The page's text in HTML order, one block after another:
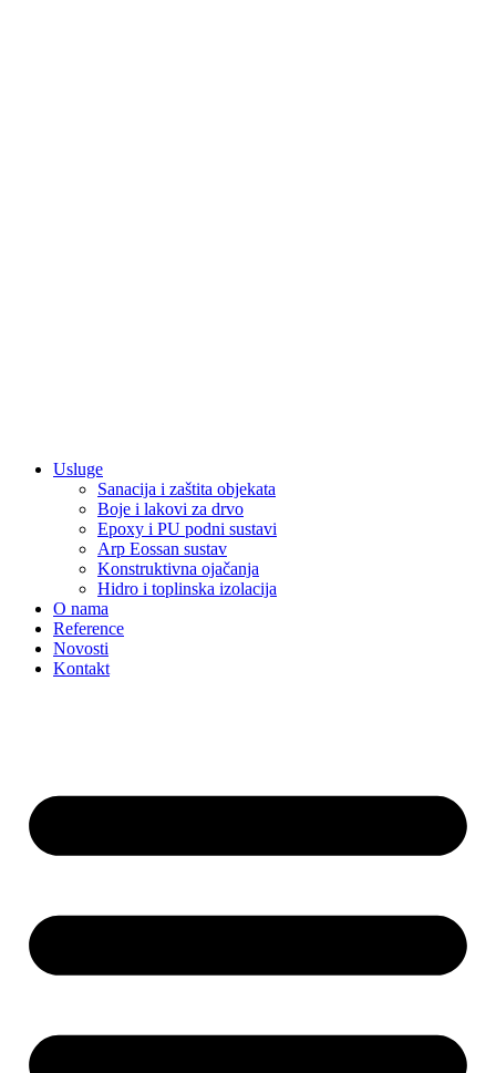
Usluge
Sanacija i zaštita objekata
Boje i lakovi za drvo
Epoxy i PU podni sustavi
Arp Eossan sustav
Konstruktivna ojačanja
Hidro i toplinska izolacija
O nama
Reference
Novosti
Kontakt